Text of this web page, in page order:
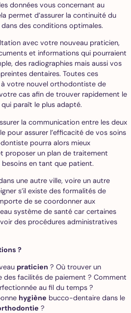
données vous concernant au
permet d’assurer la continuité du
des conditions optimales.
avec votre nouveau praticien,
et informations qui pourraient
des radiographies mais aussi vos
dentaires. Toutes ces
votre nouvel orthodontiste de
cas afin de trouver rapidement le
paraît le plus adapté.
la communication entre les deux
pour assurer l’efficacité de vos soins
pourra alors mieux
proposer un plan de traitement
en tant que patient.
une autre ville, voire un autre
s’il existe des formalités de
de se coordonner aux
système de santé car certaines
des procédures administratives
?
praticien ? Où trouver un
facilités de paiement ? Comment
au fil du temps ?
hygiène bucco-dentaire dans le
?